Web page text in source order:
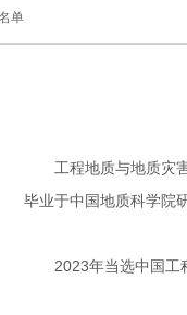
单
工程地质与地质灾害
毕业于中国地质科学院
2023年当选中国工